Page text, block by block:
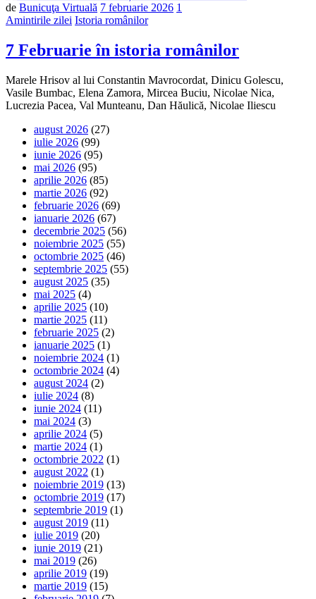
de Bunicuţa Virtuală 7 februarie 2026 1
Amintirile zilei Istoria românilor
7 Februarie în istoria românilor
Marele Hrisov al lui Constantin Mavrocordat, Dinicu Golescu,
Vasile Bumbac, Elena Zamora, Mircea Buciu, Nicolae Nica,
Lucrezia Pacea, Val Munteanu, Dan Hăulică, Nicolae Iliescu
august 2026 (27)
iulie 2026 (99)
iunie 2026 (95)
mai 2026 (95)
aprilie 2026 (85)
martie 2026 (92)
februarie 2026 (69)
ianuarie 2026 (67)
decembrie 2025 (56)
noiembrie 2025 (55)
octombrie 2025 (46)
septembrie 2025 (55)
august 2025 (35)
mai 2025 (4)
aprilie 2025 (10)
martie 2025 (11)
februarie 2025 (2)
ianuarie 2025 (1)
noiembrie 2024 (1)
octombrie 2024 (4)
august 2024 (2)
iulie 2024 (8)
iunie 2024 (11)
mai 2024 (3)
aprilie 2024 (5)
martie 2024 (1)
octombrie 2022 (1)
august 2022 (1)
noiembrie 2019 (13)
octombrie 2019 (17)
septembrie 2019 (1)
august 2019 (11)
iulie 2019 (20)
iunie 2019 (21)
mai 2019 (26)
aprilie 2019 (19)
martie 2019 (15)